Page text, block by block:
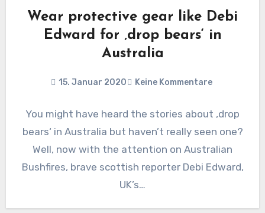
Wear protective gear like Debi
Edward for ‚drop bears‘ in
Australia
15. Januar 2020 Keine Kommentare
You might have heard the stories about ‚drop
bears‘ in Australia but haven’t really seen one?
Well, now with the attention on Australian
Bushfires, brave scottish reporter Debi Edward,
UK’s…